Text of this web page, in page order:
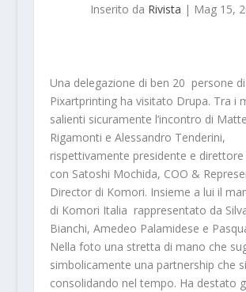
Inserito da Rivista | Mag 15,
Una delegazione di ben 20 persone di
Pixartprinting ha visitato Drupa. Tra i
salienti sicuramente l’incontro di
Rigamonti e Alessandro Tenderini,
rispettivamente presidente e direttore
con Satoshi Mochida, COO &
Director di Komori. Insieme a lui il
di Komori Italia rappresentato da
Bianchi, Amedeo Palamidese e
Nella foto una stretta di mano che
simbolicamente una partnership che
consolidando nel tempo. Ha destato